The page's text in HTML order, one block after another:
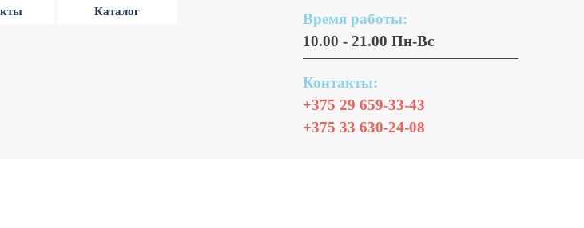
Время работы:
10.00 - 21.00 Пн-Вс
Контакты:
+375 29 659-33-43
+375 33 630-24-08
Каталог